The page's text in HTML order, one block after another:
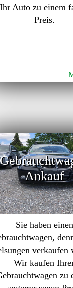
Ihr Auto zu einem
Preis.
Ankauf
Sie haben einen
verkaufen
Wir kaufen
zu